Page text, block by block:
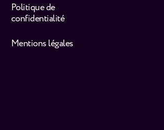
Politique de
confidentialité
Mentions légales